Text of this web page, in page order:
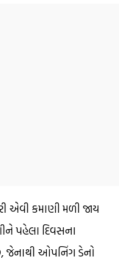
એવી કમાણી મળી જાય
પહેલા દિવસના
જેનાથી ઓપનિંગ ડેનો